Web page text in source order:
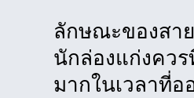
ลักษณะของสา
นักล่องแก่งควร
มากในเวลาที่